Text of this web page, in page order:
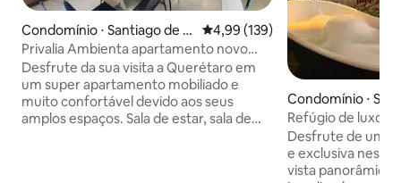
Condomínio ⋅ Santiago de Q
uerétaro
4,99 de uma avaliação média de
4,99 (139)
Privalia Ambienta apartamento novo
mobiliado!!!
Desfrute da sua visita a Querétaro em
um super apartamento mobiliado e
muito confortável devido aos seus
amplos espaços. Sala de estar, sala de
Condomínio ⋅
uerétaro
Refúgio de luxo |
hidromassagem
Desfrute de uma
e exclusiva neste
vista panorâmica